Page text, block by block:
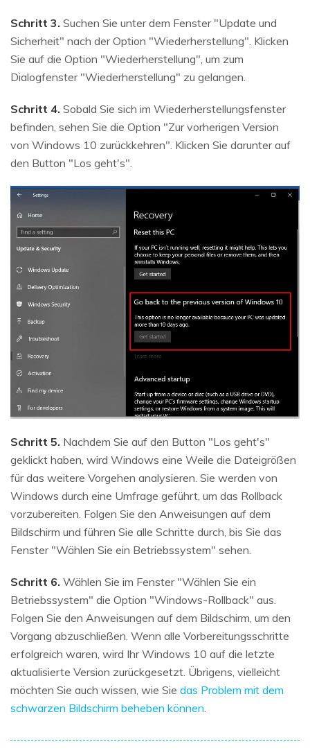
Schritt 3. Suchen Sie unter dem Fenster "Update und
Sicherheit" nach der Option "Wiederherstellung". Klicken
Sie auf die Option "Wiederherstellung", um zum
Dialogfenster "Wiederherstellung" zu gelangen.
Schritt 4. Sobald Sie sich im Wiederherstellungsfenster
befinden, sehen Sie die Option "Zur vorherigen Version
von Windows 10 zurückkehren". Klicken Sie darunter auf
den Button "Los geht's".
Schritt 5. Nachdem Sie auf den Button "Los geht's"
geklickt haben, wird Windows eine Weile die Dateigrößen
für das weitere Vorgehen analysieren. Sie werden von
Windows durch eine Umfrage geführt, um das Rollback
vorzubereiten. Folgen Sie den Anweisungen auf dem
Bildschirm und führen Sie alle Schritte durch, bis Sie das
Fenster "Wählen Sie ein Betriebssystem" sehen.
Schritt 6. Wählen Sie im Fenster "Wählen Sie ein
Betriebssystem" die Option "Windows-Rollback" aus.
Folgen Sie den Anweisungen auf dem Bildschirm, um den
Vorgang abzuschließen. Wenn alle Vorbereitungsschritte
erfolgreich waren, wird Ihr Windows 10 auf die letzte
aktualisierte Version zurückgesetzt. Übrigens, vielleicht
möchten Sie auch wissen, wie Sie das Problem mit dem
schwarzen Bildschirm beheben können